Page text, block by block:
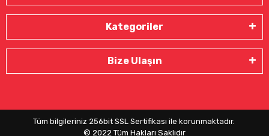
Kategoriler
Bize Ulaşın
Tüm bilgileriniz 256bit SSL Sertifikası ile korunmaktadır.
© 2022 Tüm Hakları Saklıdır